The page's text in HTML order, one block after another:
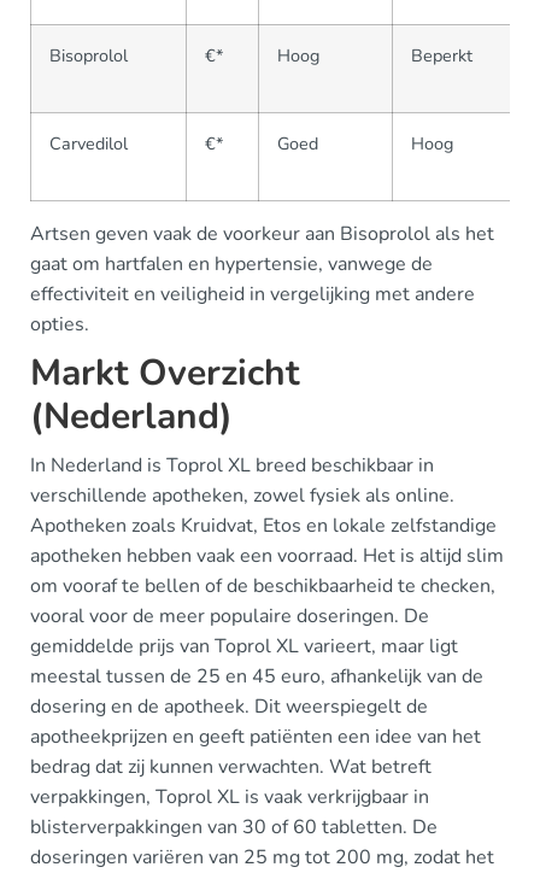
Bisoprolol €* Hoog Beperkt
Carvedilol €* Goed Hoog
Artsen geven vaak de voorkeur aan Bisoprolol als het
gaat om hartfalen en hypertensie, vanwege de
effectiviteit en veiligheid in vergelijking met andere
opties.
Markt Overzicht
(Nederland)
In Nederland is Toprol XL breed beschikbaar in
verschillende apotheken, zowel fysiek als online.
Apotheken zoals Kruidvat, Etos en lokale zelfstandige
apotheken hebben vaak een voorraad. Het is altijd slim
om vooraf te bellen of de beschikbaarheid te checken,
vooral voor de meer populaire doseringen. De
gemiddelde prijs van Toprol XL varieert, maar ligt
meestal tussen de 25 en 45 euro, afhankelijk van de
dosering en de apotheek. Dit weerspiegelt de
apotheekprijzen en geeft patiënten een idee van het
bedrag dat zij kunnen verwachten. Wat betreft
verpakkingen, Toprol XL is vaak verkrijgbaar in
blisterverpakkingen van 30 of 60 tabletten. De
doseringen variëren van 25 mg tot 200 mg, zodat het